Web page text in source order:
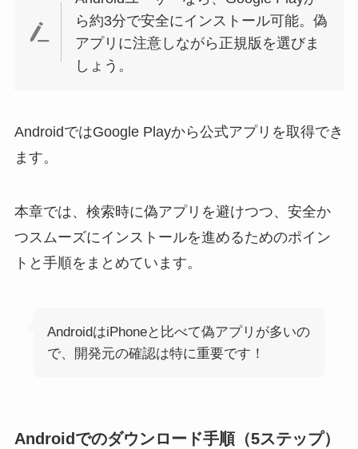
ら約3分で安全にインストール可能。偽
アプリに注意しながら正規版を選びま
しょう。
AndroidではGoogle Playから公式アプリを取得でき
ます。
本章では、検索時に偽アプリを避けつつ、安全か
つスムーズにインストールを進めるためのポイン
トと手順をまとめています。
AndroidはiPhoneと比べて偽アプリが多いの
で、開発元の確認は特に重要です！
Androidでのダウンロード手順（5ステップ）